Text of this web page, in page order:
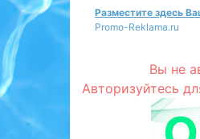
Разместите здесь
Promo-Reklama.ru
Вы не
Авторизуйтесь